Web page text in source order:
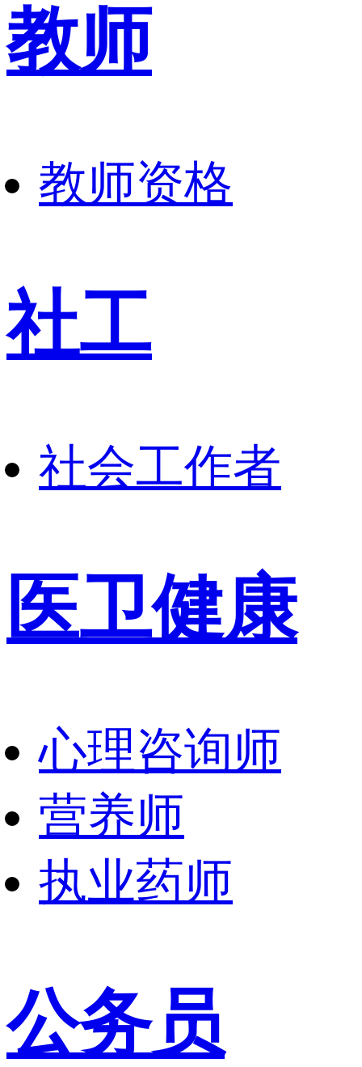
教师
教师资格
社工
社会工作者
医卫健康
心理咨询师
营养师
执业药师
公务员